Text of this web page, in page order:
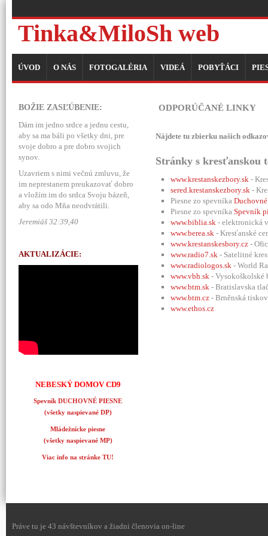
Tinka&MiloSh web
ÚVOD O NÁS FOTOGALÉRIA VIDEÁ POBYŤÁCI
BOŽIE ZASĽÚBENIE:
Dám im jedno srdce a jednu cestu,
aby sa ma báli po všetky dni, pre
svoje dobro a pre dobro svojich
synov.
Uzavriem s nimi večnú zmluvu, že
im neprestanem preukazovať dobro
a vložím im do srdca Svoju bázeň,
aby sa odo Mňa neodvrátili.
Jeremiáš 32:39,40
AKTUALIZÁCIE:
NEBESKÝ DOMOV CD9
Spevník DUCHOVNÉ PIESNE
(všetky naspievané DP)
Mládežnícke piesne
(všetky naspievané MP)
Viac info na stránke TU!
ODPORÚČANÉ LINKY
Nájdete tu zbierku našich
Stránky s kresťanskou
www.krestanskezbory.sk -
sered.krestanskezbory.sk -
Piesne zo spevníka
Piesne zo spevníka Spevník
www.biblia.sk - elektronická
www.berea.sk - Kresťanské
www.krestanskesbory.cz -
www.radio7.sk - Satelitné
www.radiologos.sk - World
www.vbh.sk -
www.btm.sk - Bratislavska
www.btm.cz - Brněnská
www.ethos.cz
Práve tu je 43 návštevníkov a žiadni členovia on-line